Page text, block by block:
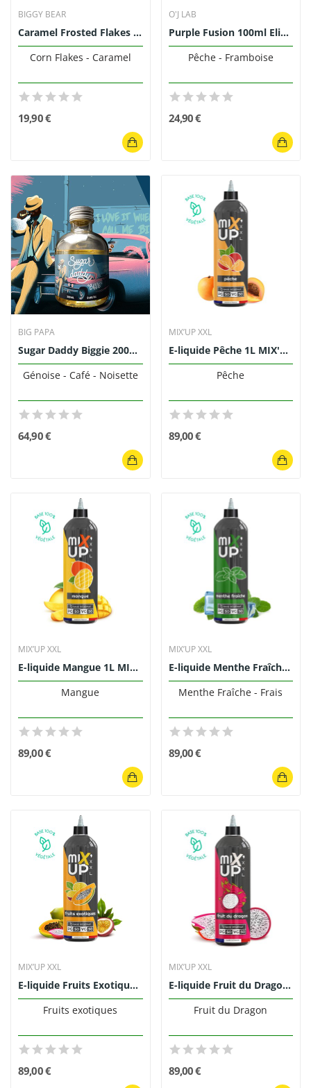
BIGGY BEAR
Caramel Frosted Flakes 200ml - Biggy Bear
Corn Flakes - Caramel
19,90 €
O'J LAB
Purple Fusion 100ml Elikuid - O'J Lab
Pêche - Framboise
24,90 €
BIG PAPA
Sugar Daddy Biggie 200ml - Big Papa
Génoise - Café - Noisette
64,90 €
MIX’UP XXL
E-liquide Pêche 1L MIX'UP XXL
Pêche
89,00 €
MIX’UP XXL
E-liquide Mangue 1L MIX'UP XXL
Mangue
89,00 €
MIX’UP XXL
E-liquide Menthe Fraîche MIX'UP XXL 1L
Menthe Fraîche - Frais
89,00 €
MIX’UP XXL
E-liquide Fruits Exotiques 1L MIX'UP XXL
Fruits exotiques
89,00 €
MIX’UP XXL
E-liquide Fruit du Dragon 1L Mix'Up XXL
Fruit du Dragon
89,00 €